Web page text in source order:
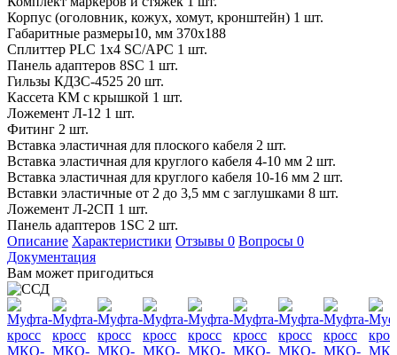
Корпус (оголовник, кожух, хомут, кронштейн) 1 шт.
Габаритные размеры10, мм 370x188
Сплиттер PLC 1х4 SC/APC 1 шт.
Панель адаптеров 8SC 1 шт.
Гильзы КДЗС-4525 20 шт.
Кассета КМ с крышкой 1 шт.
Ложемент Л-12 1 шт.
Фитинг 2 шт.
Вставка эластичная для плоского кабеля 2 шт.
Вставка эластичная для круглого кабеля 4-10 мм 2 шт.
Вставка эластичная для круглого кабеля 10-16 мм 2 шт.
Вставки эластичные от 2 до 3,5 мм с заглушками 8 шт.
Ложемент Л-2СП 1 шт.
Панель адаптеров 1SC 2 шт.
Описание Характеристики Отзывы 0 Вопросы 0
Документация
Вам может пригодиться